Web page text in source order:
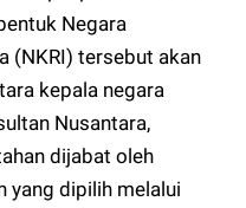
Negara
(NKRI) tersebut akan
kepala negara
Nusantara,
dijabat oleh
yang dipilih melalui